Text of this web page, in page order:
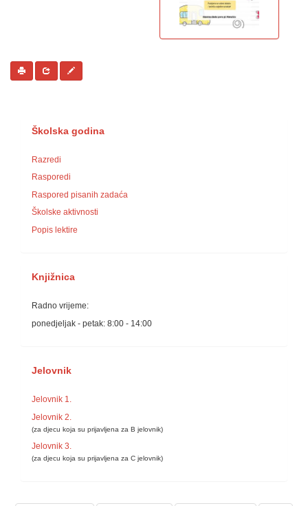
Školska godina
Razredi
Rasporedi
Raspored pisanih zadaća
Školske aktivnosti
Popis lektire
Knjižnica
Radno vrijeme:
ponedjeljak - petak: 8:00 - 14:00
Jelovnik
Jelovnik 1.
Jelovnik 2.
(za djecu koja su prijavljena za B jelovnik)
Jelovnik 3.
(za djecu koja su prijavljena za C jelovnik)